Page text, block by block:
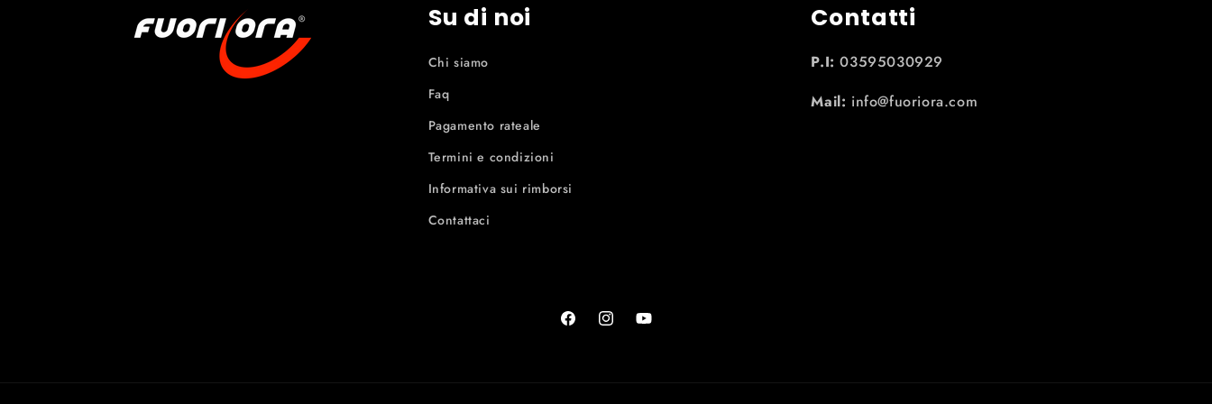
Su di noi
Chi siamo
Faq
Pagamento rateale
Termini e condizioni
Informativa sui rimborsi
Contattaci
Contatti
P.I: 03595030929
Mail: info@fuoriora.com
FacebookInstagramYouTube